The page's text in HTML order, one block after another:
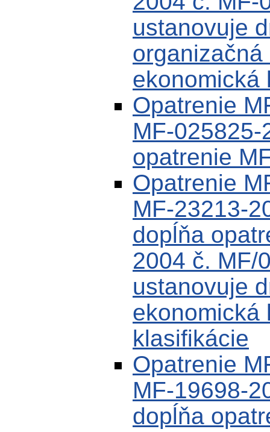
ustanovuje
ekonomická
Opatrenie
MF-
opatrenie
Opatrenie
MF-23213-
dopĺňa
2004 č. MF/
ustanovuje
ekonomická
klasifikácie
Opatrenie
MF-19698-
dopĺňa